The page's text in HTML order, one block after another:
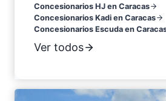
Concesionarios HJ en Caracas
Concesionarios Kadi en Caracas
Concesionarios Escuda en
Ver todos